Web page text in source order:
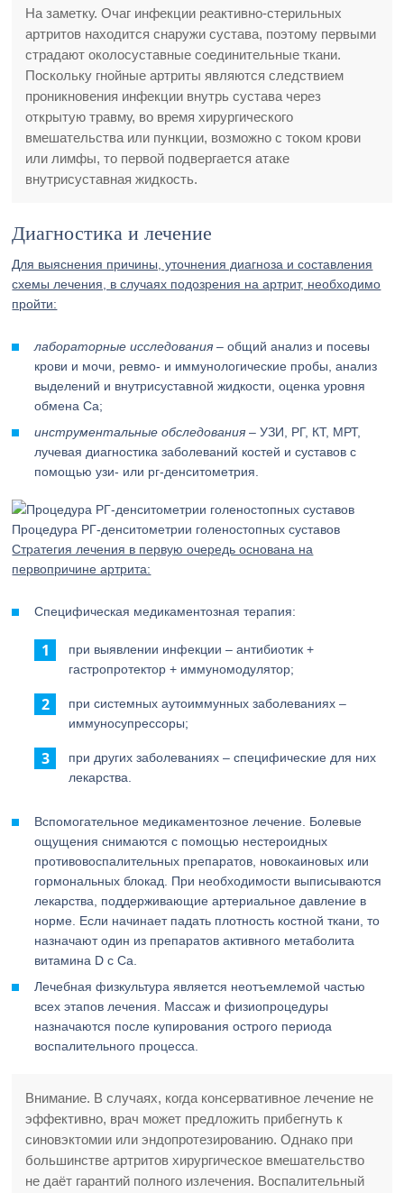
На заметку. Очаг инфекции реактивно-стерильных
артритов находится снаружи сустава, поэтому первыми
страдают околосуставные соединительные ткани.
Поскольку гнойные артриты являются следствием
проникновения инфекции внутрь сустава через
открытую травму, во время хирургического
вмешательства или пункции, возможно с током крови
или лимфы, то первой подвергается атаке
внутрисуставная жидкость.
Диагностика и лечение
Для выяснения причины, уточнения диагноза и составления
схемы лечения, в случаях подозрения на артрит, необходимо
пройти:
лабораторные исследования – общий анализ и посевы
крови и мочи, ревмо- и иммунологические пробы, анализ
выделений и внутрисуставной жидкости, оценка уровня
обмена Са;
инструментальные обследования – УЗИ, РГ, КТ, МРТ,
лучевая диагностика заболеваний костей и суставов с
помощью узи- или рг-денситометрия.
Процедура РГ-денситометрии голеностопных суставов
Стратегия лечения в первую очередь основана на
первопричине артрита:
Специфическая медикаментозная терапия:
при выявлении инфекции – антибиотик +
гастропротектор + иммуномодулятор;
при системных аутоиммунных заболеваниях –
иммуносупрессоры;
при других заболеваниях – специфические для них
лекарства.
Вспомогательное медикаментозное лечение. Болевые
ощущения снимаются с помощью нестероидных
противовоспалительных препаратов, новокаиновых или
гормональных блокад. При необходимости выписываются
лекарства, поддерживающие артериальное давление в
норме. Если начинает падать плотность костной ткани, то
назначают один из препаратов активного метаболита
витамина D с Са.
Лечебная физкультура является неотъемлемой частью
всех этапов лечения. Массаж и физиопроцедуры
назначаются после купирования острого периода
воспалительного процесса.
Внимание. В случаях, когда консервативное лечение не
эффективно, врач может предложить прибегнуть к
синовэктомии или эндопротезированию. Однако при
большинстве артритов хирургическое вмешательство
не даёт гарантий полного излечения. Воспалительный